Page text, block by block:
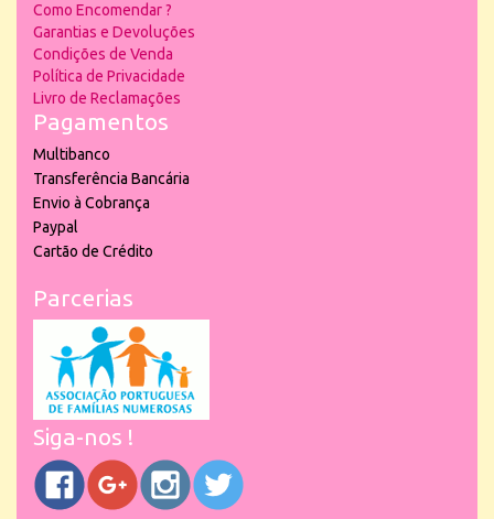
Como Encomendar ?
Garantias e Devoluções
Condições de Venda
Política de Privacidade
Livro de Reclamações
Pagamentos
Multibanco
Transferência Bancária
Envio à Cobrança
Paypal
Cartão de Crédito
Parcerias
Siga-nos !